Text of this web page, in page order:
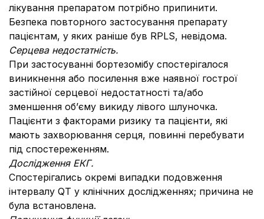
лікування препаратом потрібно припинити.
Безпека повторного застосування препарату
пацієнтам, у яких раніше був RPLS, невідома.
Серцева недостатність.
При застосуванні бортезомібу спостерігалося
виникнення або посилення вже наявної гострої
застійної серцевої недостатності та/або
зменшення об’єму викиду лівого шлуночка.
Пацієнти з факторами ризику та пацієнти, які
мають захворювання серця, повинні перебувати
під спостереженням.
Дослідження ЕКГ.
Спостерігались окремі випадки подовження
інтервалу QT у клінічних дослідженнях; причина не
була встановлена.